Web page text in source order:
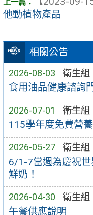
相關公告
2026-08-03 衛生組
食用油品健康諮詢
2026-07-01 衛生組
115學年度免費營
2026-05-27 衛生組
6/1-7當週為慶祝世
鮮奶！
2026-04-30 衛生組
午餐供應說明
他動植物產品